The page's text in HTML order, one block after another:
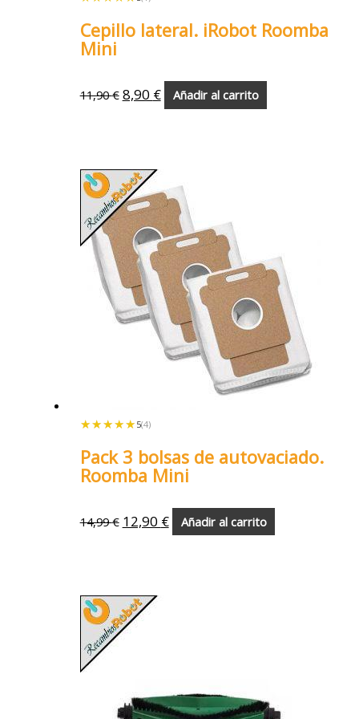
Cepillo lateral. iRobot Roomba
Mini
11,90€ 8,90 € Añadir al carrito
★★★★★
★★★★★ 5(4)
Pack 3 bolsas de autovaciado.
Roomba Mini
14,99€ 12,90 € Añadir al carrito